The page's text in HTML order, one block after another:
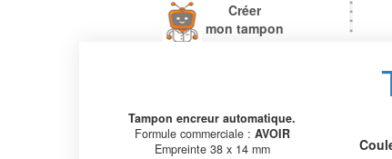
Créer
mon tampon
Tampon encreur automatique.
Formule commerciale : AVOIR
Empreinte 38 x 14 mm